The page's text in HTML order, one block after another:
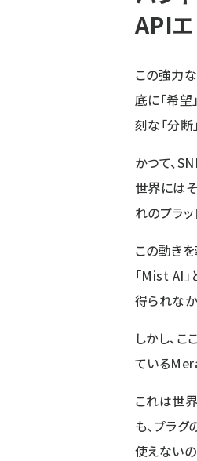
APIエ
この強力
底に「希
刻な「分
かつて、
世界には
れのプラッ
この動き
「Mist AI
得られな
しかし、
ている
これは世
も、プラ
使えない